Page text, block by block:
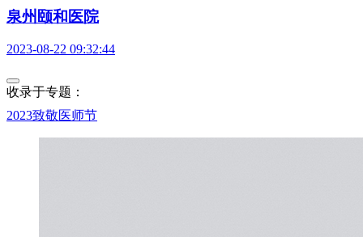
泉州颐和医院
2023-08-22 09:32:44
收录于专题：
2023致敬医师节